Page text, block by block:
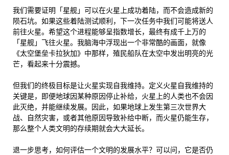
我们需要证明「星舰」可以在火星上成功着陆，而不会造成新的
陨石坑。如果这些着陆测试顺利，下一次任务中我们可能将送人
前往火星。希望这个进程能够呈指数增长，最终有成千上万的
「星舰」飞往火星。我脑海中浮现出一个非常酷的画面，就像
《太空堡垒卡拉狄加》中那样，殖民船队在太空中发出明亮的光
芒，看起来十分震撼。
但我们的终极目标是让火星实现自我维持。定义火星自我维持的
关键是，即便地球因某种原因停止补给，火星上的人类也不会因
此灭绝，并能继续发展。因此，如果地球上发生第三次世界大
战、自然灾害，或者其他原因导致补给中断，而火星仍能生存，
那么整个人类文明的存续期就会大大延长。
退一步思考，如何评估一个文明的发展水平？可以问，它是否仍